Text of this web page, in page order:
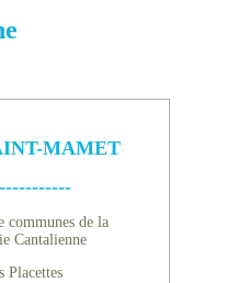
MAMET
communes de la
Cantalienne
Placettes